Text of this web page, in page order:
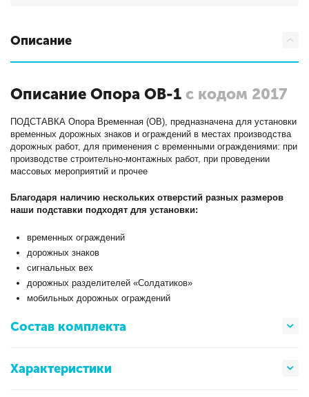
Описание
Описание Опора ОВ-1 с кодом 2017
ПОДСТАВКА Опора Временная (ОВ), предназначена для установки
временных дорожных знаков и ограждений в местах производства
дорожных работ, для применения с временными ограждениями: при
производстве строительно-монтажных работ, при проведении
массовых мероприятий и прочее
Благодаря наличию нескольких отверстий разных размеров
наши подставки подходят для установки:
временных ограждений
дорожных знаков
сигнальных вех
дорожных разделителей «Солдатиков»
мобильных дорожных ограждений
Состав комплекта
Характеристики